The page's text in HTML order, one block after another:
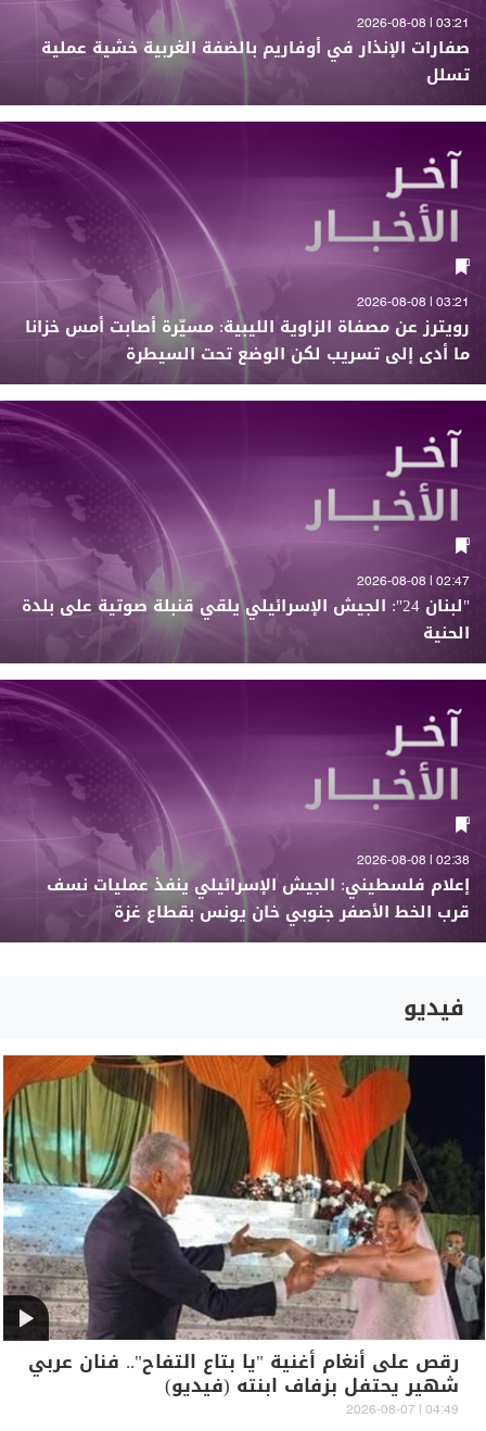
03:21 | 2026-08-08
صفارات الإنذار في أوفاريم بالضفة الغربية خشية عملية
تسلل
03:21 | 2026-08-08
رويترز عن مصفاة الزاوية الليبية: مسيّرة أصابت أمس خزانا
ما أدى إلى تسريب لكن الوضع تحت السيطرة
02:47 | 2026-08-08
"لبنان 24": الجيش الإسرائيلي يلقي قنبلة صوتية على بلدة
الحنية
02:38 | 2026-08-08
إعلام فلسطيني: الجيش الإسرائيلي ينفذ عمليات نسف
قرب الخط الأصفر جنوبي خان يونس بقطاع غزة
فيديو
رقص على أنغام أغنية "يا بتاع التفاح".. فنان عربي
شهير يحتفل بزفاف ابنته (فيديو)
04:49 | 2026-08-07